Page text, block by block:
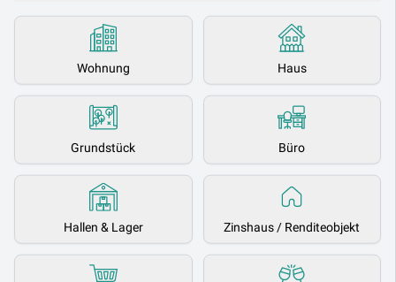
Wohnung Haus
Grundstück Büro
Hallen & Lager Zinshaus / Renditeobjekt